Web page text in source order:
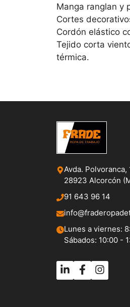
Manga ranglan y
Cortes
Cordón elástico
Tejido corta
térmica.
Avda. Polvoranca,
28923 Alcorcón
91 643 96 14
Lunes a viernes:
Sábados: 10:00 -